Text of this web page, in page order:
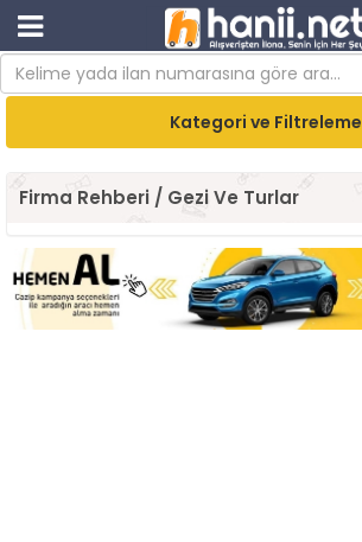
Kategori ve Filtreleme
Firma Rehberi / Gezi Ve Turlar